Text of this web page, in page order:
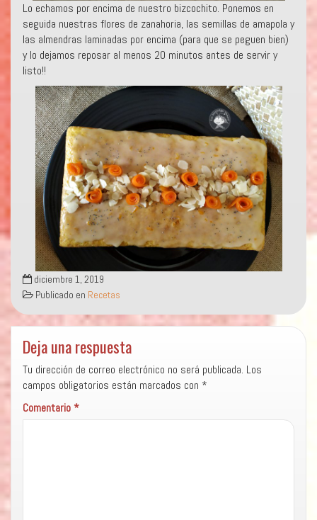
Lo echamos por encima de nuestro bizcochito. Ponemos en
seguida nuestras flores de zanahoria, las semillas de amapola y
las almendras laminadas por encima (para que se peguen bien)
y lo dejamos reposar al menos 20 minutos antes de servir y
listo!!
diciembre 1, 2019
Publicado en Recetas
Deja una respuesta
Tu dirección de correo electrónico no será publicada. Los
campos obligatorios están marcados con *
Comentario*